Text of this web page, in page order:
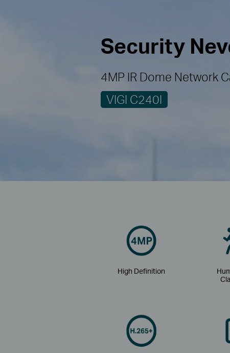
Security
4MP IR Dome Network
VIGI C240I
High Definition